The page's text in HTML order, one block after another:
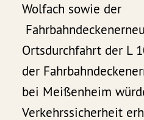
Wolfach sowie der
Ortsdurchfahrt der L
der
bei Meißenheim
Verkehrssicherheit